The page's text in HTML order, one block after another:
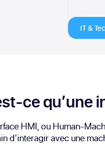
IT &
ce qu’une
HMI, ou Human-
d’interagir avec une